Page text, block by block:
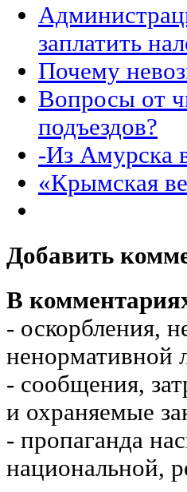
заплатить
Почему
Вопросы от
подъездов?
-Из Амурска
«Крымская
Добавить
В
- оскорбления,
ненормативной
- сообщения,
и охраняемые
- пропаганда
национальной,